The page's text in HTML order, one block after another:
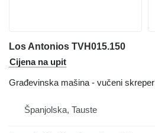
Los Antonios TVH015.150
Cijena na upit
Građevinska mašina - vučeni skreper
Španjolska, Tauste